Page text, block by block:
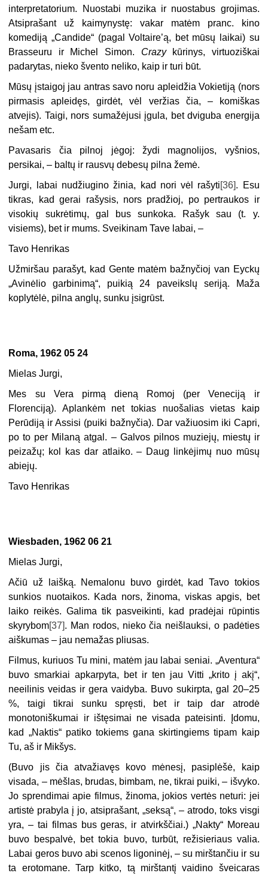
interpretatorium. Nuostabi muzika ir nuostabus grojimas.
Atsiprašant už kaimynystę: vakar matėm pranc. kino
komediją „Candide“ (pagal Voltaire’ą, bet mūsų laikai) su
Brasseuru ir Michel Simon. Crazykūrinys, virtuoziškai
padarytas, nieko švento neliko, kaip ir turi būt.
Mūsų įstaigoj jau antras savo noru apleidžia Vokietiją (nors
pirmasis apleidęs, girdėt, vėl veržias čia, – komiškas
atvejis). Taigi, nors sumažėjusi įgula, bet dviguba energija
nešam etc.
Pavasaris čia pilnoj jėgoj: žydi magnolijos, vyšnios,
persikai, – baltų ir rausvų debesų pilna žemė.
Jurgi, labai nudžiugino žinia, kad nori vėl rašyti[36]. Esu
tikras, kad gerai rašysis, nors pradžioj, po pertraukos ir
visokių sukrėtimų, gal bus sunkoka. Rašyk sau (t. y.
visiems), bet ir mums. Sveikinam Tave labai, –
Tavo Henrikas
Užmiršau parašyt, kad Gente matėm bažnyčioj van Eyckų
„Avinėlio garbinimą“, puikią 24 paveikslų seriją. Maža
koplytėlė, pilna anglų, sunku įsigrūst.
Roma, 1962 05 24
Mielas Jurgi,
Mes su Vera pirmą dieną Romoj (per Veneciją ir
Florenciją). Aplankėm net tokias nuošalias vietas kaip
Perūdiją ir Assisi (puiki bažnyčia). Dar važiuosim iki Capri,
po to per Milaną atgal. – Galvos pilnos muziejų, miestų ir
peizažų; kol kas dar atlaiko. – Daug linkėjimų nuo mūsų
abiejų.
Tavo Henrikas
Wiesbaden, 1962 06 21
Mielas Jurgi,
Ačiū už laišką. Nemalonu buvo girdėt, kad Tavo tokios
sunkios nuotaikos. Kada nors, žinoma, viskas apgis, bet
laiko reikės. Galima tik pasveikinti, kad pradėjai rūpintis
skyrybom[37]. Man rodos, nieko čia neišlauksi, o padėties
aiškumas – jau nemažas pliusas.
Filmus, kuriuos Tu mini, matėm jau labai seniai. „Aventura“
buvo smarkiai apkarpyta, bet ir ten jau Vitti „krito į akį“,
neeilinis veidas ir gera vaidyba. Buvo sukirpta, gal 20–25
%, taigi tikrai sunku spręsti, bet ir taip dar atrodė
monotoniškumai ir ištęsimai ne visada pateisinti. Įdomu,
kad „Naktis“ patiko tokiems gana skirtingiems tipam kaip
Tu, aš ir Mikšys.
(Buvo jis čia atvažiavęs kovo mėnesį, pasiplėšė, kaip
visada, – mėšlas, brudas, bimbam, ne, tikrai puiki, – išvyko.
Jo sprendimai apie filmus, žinoma, jokios vertės neturi: jei
artistė prabyla į jo, atsiprašant, „seksą“, – atrodo, toks visgi
yra, – tai filmas bus geras, ir atvirkščiai.) „Nakty“ Moreau
buvo bespalvė, bet tokia buvo, turbūt, režisieriaus valia.
Labai geros buvo abi scenos ligoninėj, – su mirštančiu ir su
ta erotomane. Tarp kitko, tą mirštantį vaidino šveicaras